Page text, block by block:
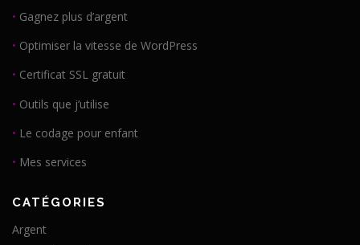
• Gagnez plus d’argent
• Optimiser la vitesse de WordPress
• Certificat SSL gratuit
• Outils que j’utilise
• Le codage pour enfant
• Mes services
CATÉGORIES
Argent